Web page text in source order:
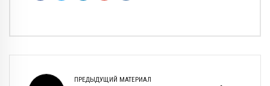
ПРЕДЫДУЩИЙ МАТЕРИАЛ